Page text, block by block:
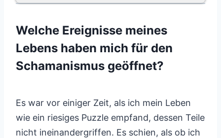
Welche Ereignisse meines
Lebens haben mich für den
Schamanismus geöffnet?
Es war vor einiger Zeit, als ich mein Leben
wie ein riesiges Puzzle empfand, dessen Teile
nicht ineinandergriffen. Es schien, als ob ich